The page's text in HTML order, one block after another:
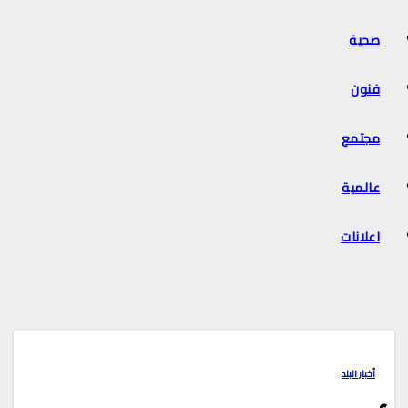
صحية
فنون
مجتمع
عالمية
اعلانات
أخبار البلد